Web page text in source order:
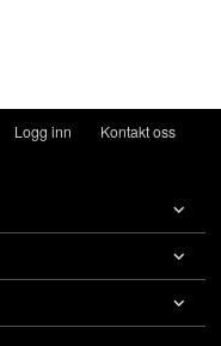
Logg inn Kontakt oss